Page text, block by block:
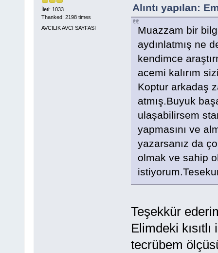
İleti: 1033
Thanked: 2198 times
AVCILIK AVCI SAYFASI
Alıntı yapılan:
Muazzam bir
aydınlatmış ne
kendimce
acemi kalırım
Koptur arkadaş
atmış.Buyuk
ulaşabilirsem
yapmasını ve
yazarsanız da
olmak ve sahip
Teşekkür
Elimdeki
tecrübem